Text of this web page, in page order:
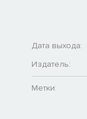
Дата выхода:
Издатель:
Метки: